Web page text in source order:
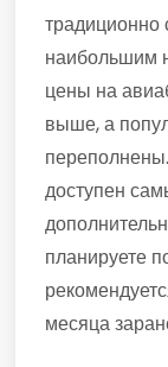
традиционно
наибольшим
цены на
выше, а
доступен
планируете
месяца